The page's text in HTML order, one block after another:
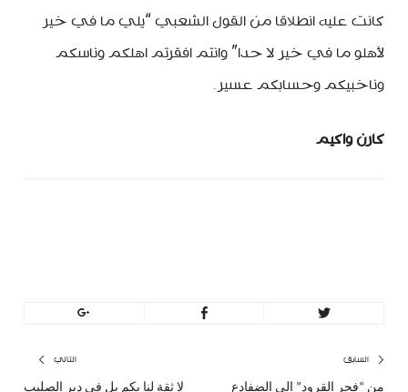
كانت عليه انطلاقا من القول الشعبي “يلي ما في خير
لأهلو ما في خير لا حدا” وانتم افقرتم اهلكم وناسكم
وناخبيكم وحسابكم عسير.
كارن واكيم
تصفّح
السابق
من “فجر القرود” الى الضفادع
التالي
لا ثقة لنا بكم بل في دير الصليب